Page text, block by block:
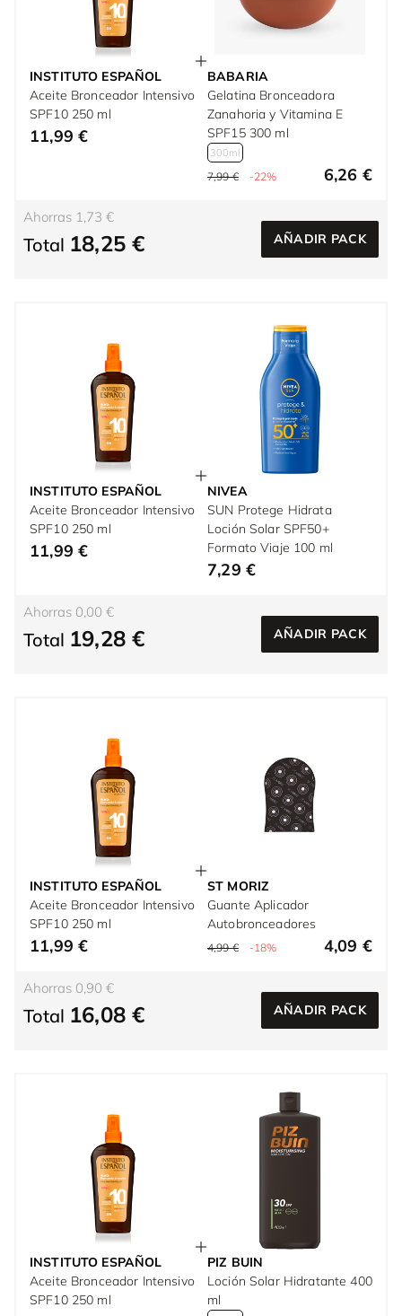
INSTITUTO ESPAÑOL
Aceite Bronceador Intensivo
SPF10 250 ml
11,99 €
BABARIA
Gelatina Bronceadora
Zanahoria y Vitamina E
SPF15 300 ml
300ml
7,99 € -22% 6,26 €
Ahorras 1,73 €
Total 18,25 € AÑADIR PACK
INSTITUTO ESPAÑOL
Aceite Bronceador Intensivo
SPF10 250 ml
11,99 €
NIVEA
SUN Protege Hidrata
Loción Solar SPF50+
Formato Viaje 100 ml
7,29 €
Ahorras 0,00 €
Total 19,28 € AÑADIR PACK
INSTITUTO ESPAÑOL
Aceite Bronceador Intensivo
SPF10 250 ml
11,99 €
ST MORIZ
Guante Aplicador
Autobronceadores
4,99 € -18% 4,09 €
Ahorras 0,90 €
Total 16,08 € AÑADIR PACK
INSTITUTO ESPAÑOL
Aceite Bronceador Intensivo
SPF10 250 ml
PIZ BUIN
Loción Solar Hidratante 400
ml